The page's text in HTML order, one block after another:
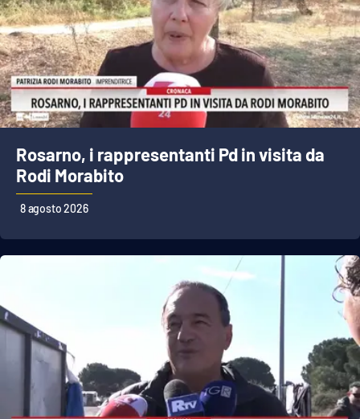
Ambiente
Cronaca
Cultura
Politica
Sanità
Società
RUBRICHE
Good Morning Vietnam
Rosarno, i rappresentanti Pd in visita da
Rodi Morabito
8 agosto 2026